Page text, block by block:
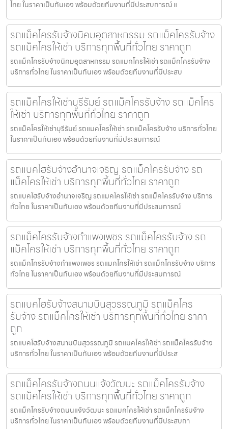
ไทย ในราคาเป็นกันเอง พร้อมด้วยทีมงานที่มีประสบการณ์ แ
รถแม็คโครรับจ้างนิคมอุตสาหกรรม รถแม็คโครรับจ้าง
รถแม็คโครให้เช่า บริการทุกพื้นที่ทั่วไทย ราคาถูก
รถแม็คโครรับจ้างนิคมอุตสาหกรรม รถแมคโครให้เช่า รถแม็คโครรับจ้าง
บริการทั่วไทย ในราคาเป็นกันเอง พร้อมด้วยทีมงานที่มีประสบ
รถแม็คโครให้เช่าบุรีรัมย์ รถแม็คโครรับจ้าง รถแม็คโคร
ให้เช่า บริการทุกพื้นที่ทั่วไทย ราคาถูก
รถแม็คโครให้เช่าบุรีรัมย์ รถแมคโครให้เช่า รถแม็คโครรับจ้าง บริการทั่วไทย
ในราคาเป็นกันเอง พร้อมด้วยทีมงานที่มีประสบการณ์
รถแบคโฮรับจ้างอำนาจเจริญ รถแม็คโครรับจ้าง รถ
แม็คโครให้เช่า บริการทุกพื้นที่ทั่วไทย ราคาถูก
รถแบคโฮรับจ้างอำนาจเจริญ รถแมคโครให้เช่า รถแม็คโครรับจ้าง บริการ
ทั่วไทย ในราคาเป็นกันเอง พร้อมด้วยทีมงานที่มีประสบการณ์
รถแม็คโครรับจ้างกำแพงเพชร รถแม็คโครรับจ้าง รถ
แม็คโครให้เช่า บริการทุกพื้นที่ทั่วไทย ราคาถูก
รถแม็คโครรับจ้างกำแพงเพชร รถแมคโครให้เช่า รถแม็คโครรับจ้าง บริการ
ทั่วไทย ในราคาเป็นกันเอง พร้อมด้วยทีมงานที่มีประสบการณ์
รถแบคโฮรับจ้างสนามบินสุวรรณภูมิ รถแม็คโคร
รับจ้าง รถแม็คโครให้เช่า บริการทุกพื้นที่ทั่วไทย ราคา
ถูก
รถแบคโฮรับจ้างสนามบินสุวรรณภูมิ รถแมคโครให้เช่า รถแม็คโครรับจ้าง
บริการทั่วไทย ในราคาเป็นกันเอง พร้อมด้วยทีมงานที่มีประส
รถแม็คโครรับจ้างถนนแจ้งวัฒนะ รถแม็คโครรับจ้าง
รถแม็คโครให้เช่า บริการทุกพื้นที่ทั่วไทย ราคาถูก
รถแม็คโครรับจ้างถนนแจ้งวัฒนะ รถแมคโครให้เช่า รถแม็คโครรับจ้าง
บริการทั่วไทย ในราคาเป็นกันเอง พร้อมด้วยทีมงานที่มีประสบกา